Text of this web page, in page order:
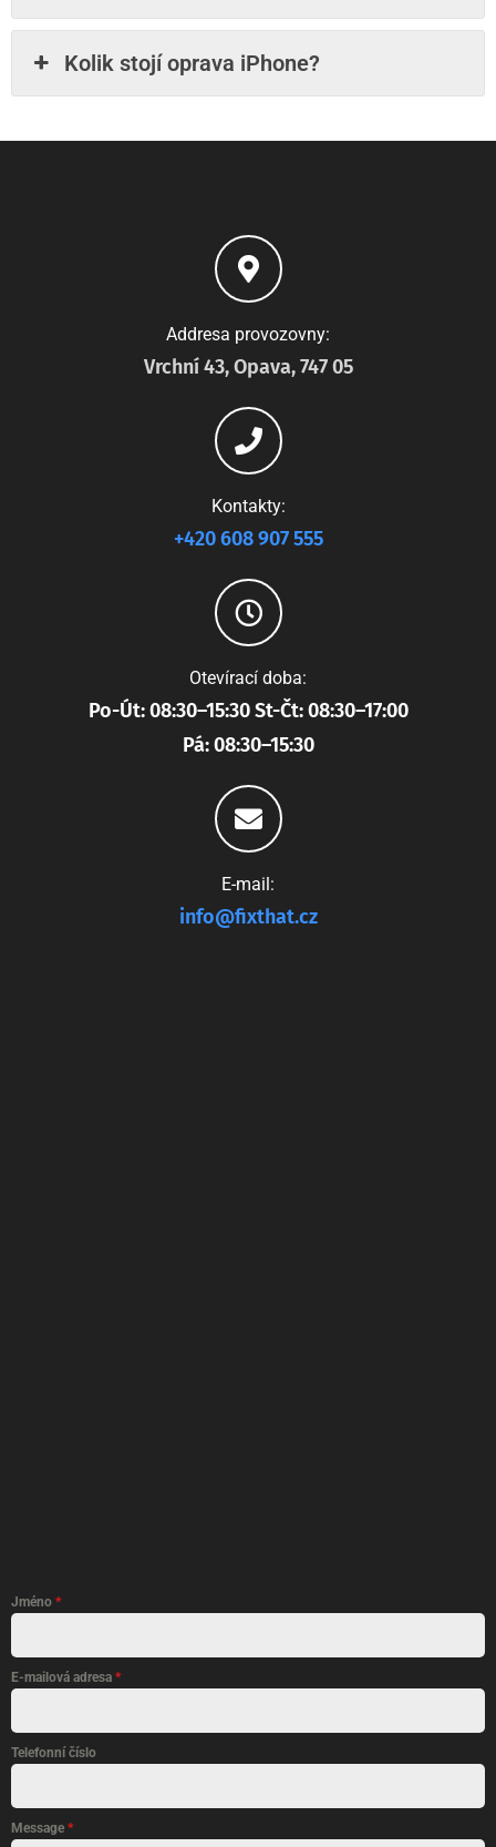
Kolik stojí oprava iPhone?
Addresa provozovny:
Vrchní 43, Opava, 747 05
Kontakty:
+420 608 907 555
Otevírací doba:
Po-Út: 08:30–15:30 St-Čt: 08:30–17:00
Pá: 08:30–15:30
E-mail:
info@fixthat.cz
Jméno *
E-mailová adresa *
Telefonní číslo
Message *